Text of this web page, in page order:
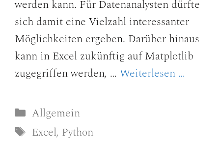
werden kann. Für Datenanalysten dürfte
sich damit eine Vielzahl interessanter
Möglichkeiten ergeben. Darüber hinaus
kann in Excel zukünftig auf Matplotlib
zugegriffen werden, … Weiterlesen …
Kategorien
Allgemein
Schlagwörter
Excel, Python